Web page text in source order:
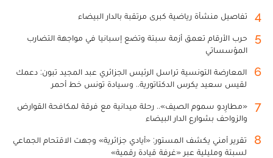
4 تفاصيل منشأة رياضية كبرى مرتقبة بالدار البيضاء
5
حرب الأرقام تعمق أزمة سبتة وتضع إسبانيا في مواجهة التضارب
المؤسساتي
6
المعارضة التونسية تراسل الرئيس الجزائري عبد المجيد تبون: دعمك
لقيس سعيد يكرس الدكتاتورية.. وسيادة تونس خط أحمر
7
«مطارِدو سموم الصيف».. رحلة ميدانية مع فرقة لمكافحة القوارض
والزواحف بشوارع الدار البيضاء
8
تقرير أمني يكشف المستور: «أيادي جزائرية» وجهت الاقتحام الجماعي
لسبتة ومليلية عبر «غرفة قيادة رقمية»